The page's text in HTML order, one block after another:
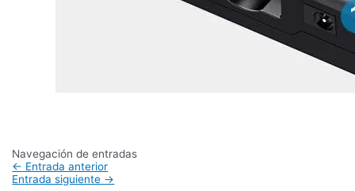
Navegación de entradas
← Entrada anterior
Entrada siguiente →